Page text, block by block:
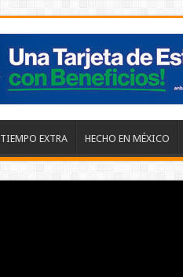
TIEMPO EXTRA HECHO EN MÉXICO